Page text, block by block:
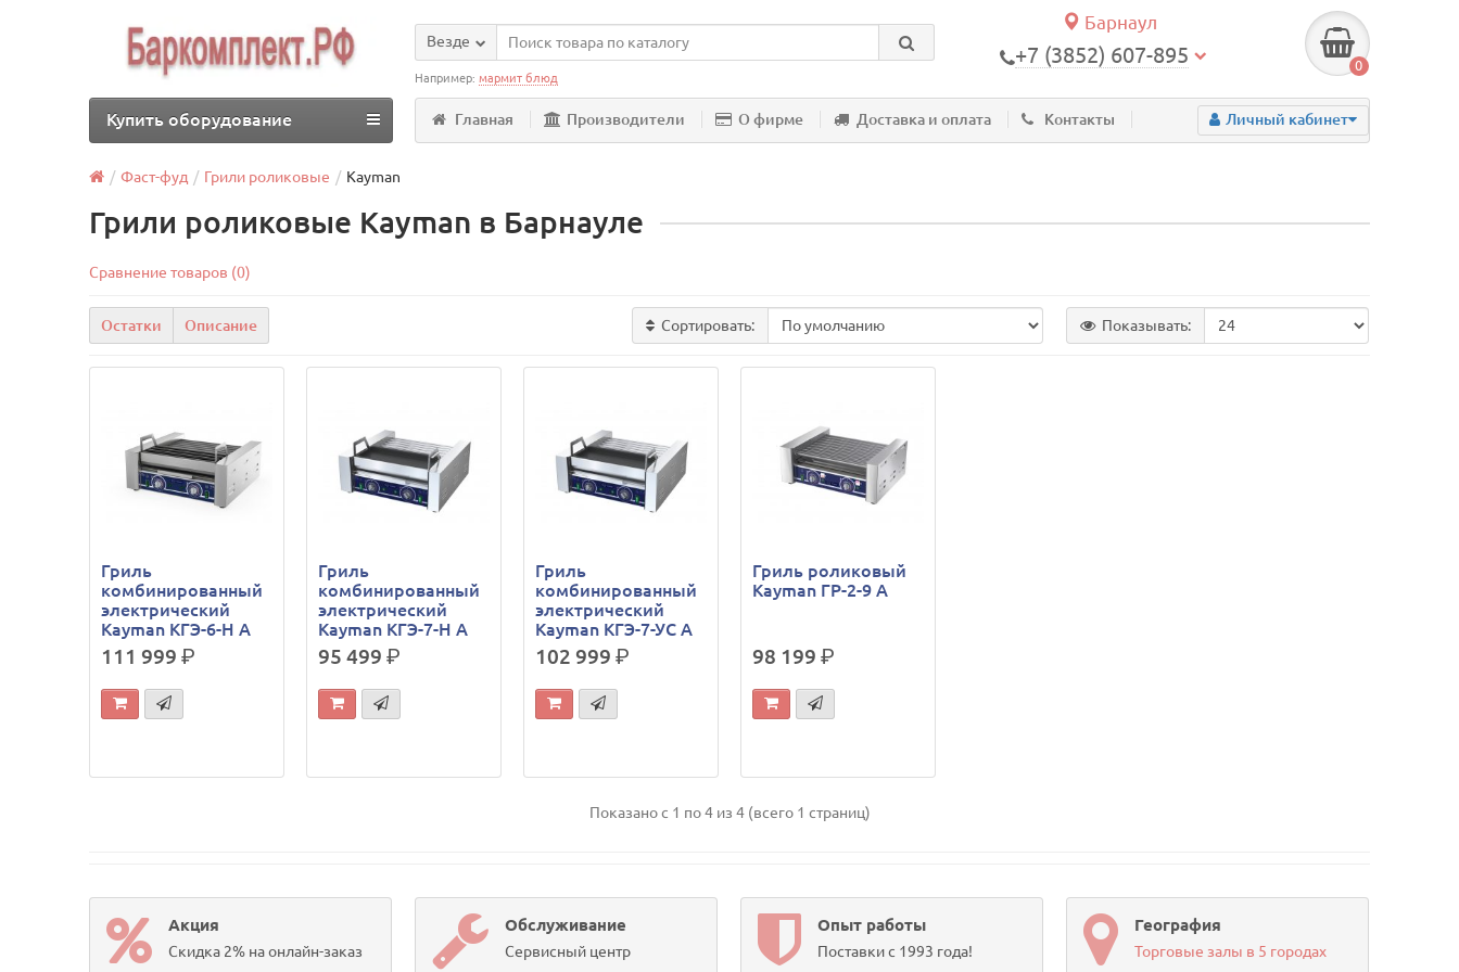
Барнаул
+7 (3852) 607-895 0
Везде
Например:мармит блюд
Главная Производители О фирме Доставка и оплата Контакты Личный кабинет
Купить оборудование
Фаст-фуд Грили роликовые Kayman
Грили роликовые Kayman в Барнауле
Сравнение товаров (0)
Остатки Описание Сортировать: Показывать:
Гриль
комбинированный
электрический
Kayman КГЭ-6-Н А
111 999р.
Гриль
комбинированный
электрический
Kayman КГЭ-7-Н А
95 499р.
Гриль
комбинированный
электрический
Kayman КГЭ-7-УС А
102 999р.
Гриль роликовый
Kayman ГР-2-9 А
98 199 р.
Показано с 1 по 4 из 4 (всего 1 страниц)
Акция
Скидка 2% на онлайн-заказ
Обслуживание
Сервисный центр
Опыт работы
Поставки с 1993 года!
География
Торговые залы в 5 городах